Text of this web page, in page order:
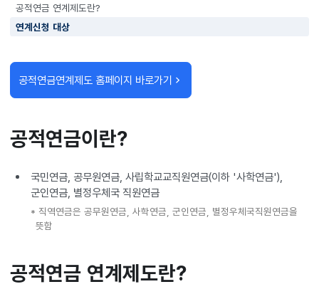
공적연금 연계제도란?
연계신청 대상
공적연금연계제도 홈페이지 바로가기
공적연금이란?
국민연금, 공무원연금, 사립학교교직원연금(이하 '사학연금'),
군인연금, 별정우체국 직원연금
* 직역연금은 공무원연금, 사학연금, 군인연금, 별정우체국직원연금을
뜻함
공적연금 연계제도란?